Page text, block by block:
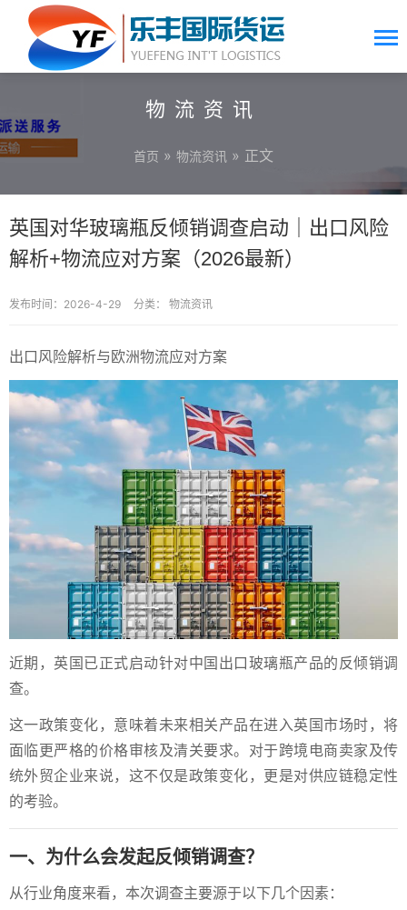
物流资讯
首页 » 物流资讯 » 正文
英国对华玻璃瓶反倾销调查启动｜出口风险
解析+物流应对方案（2026最新）
发布时间：2026-4-29 分类： 物流资讯
出口风险解析与欧洲物流应对方案
近期，英国已正式启动针对中国出口玻璃瓶产品的反倾销调
查。
这一政策变化，意味着未来相关产品在进入英国市场时，将
面临更严格的价格审核及清关要求。对于跨境电商卖家及传
统外贸企业来说，这不仅是政策变化，更是对供应链稳定性
的考验。
一、为什么会发起反倾销调查？
从行业角度来看，本次调查主要源于以下几个因素：